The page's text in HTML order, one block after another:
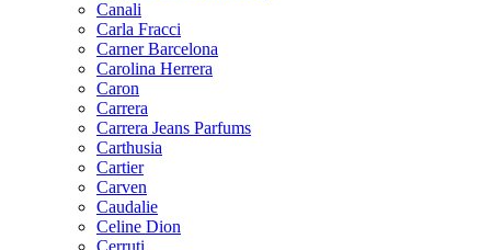
Canali
Carla Fracci
Carner Barcelona
Carolina Herrera
Caron
Carrera
Carrera Jeans Parfums
Carthusia
Cartier
Carven
Caudalie
Celine Dion
Cerruti